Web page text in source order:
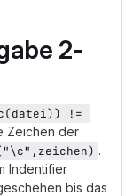
2-
!=
Zeichen der
.
Indentifier
bis das